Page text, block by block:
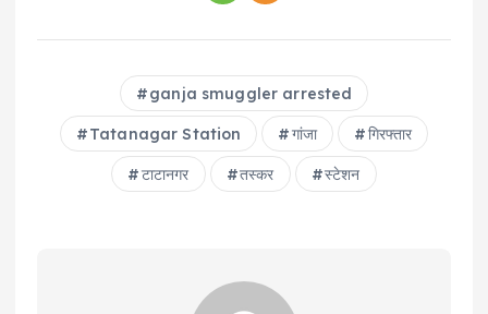
ganja smuggler arrested
Tatanagar Station गांजा गिरफ्तार
टाटानगर तस्कर स्टेशन